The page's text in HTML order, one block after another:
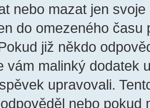
nebo mazat jen
do omezeného
již někdo
vám malinký dodatek
upravovali.
nebo pokud